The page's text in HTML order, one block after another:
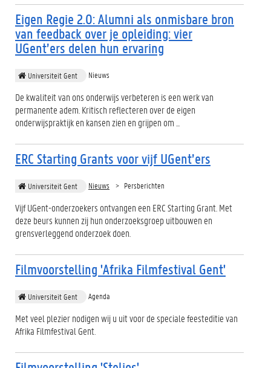
Eigen Regie 2.0: Alumni als onmisbare bron
van feedback over je opleiding: vier
UGent’ers delen hun ervaring
Universiteit Gent Nieuws
De kwaliteit van ons onderwijs verbeteren is een werk van
permanente adem. Kritisch reflecteren over de eigen
onderwijspraktijk en kansen zien en grijpen om ...
ERC Starting Grants voor vijf UGent’ers
Universiteit Gent Nieuws Persberichten
Vijf UGent-onderzoekers ontvangen een ERC Starting Grant. Met
deze beurs kunnen zij hun onderzoeksgroep uitbouwen en
grensverleggend onderzoek doen.
Filmvoorstelling 'Afrika Filmfestival Gent'
Universiteit Gent Agenda
Met veel plezier nodigen wij u uit voor de speciale feesteditie van
Afrika Filmfestival Gent.